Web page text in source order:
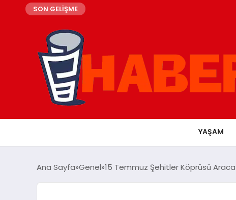
SON GELİŞME
YAŞAM
Ana Sayfa Genel 15 Temmuz Şehitler Köprüsü Araca